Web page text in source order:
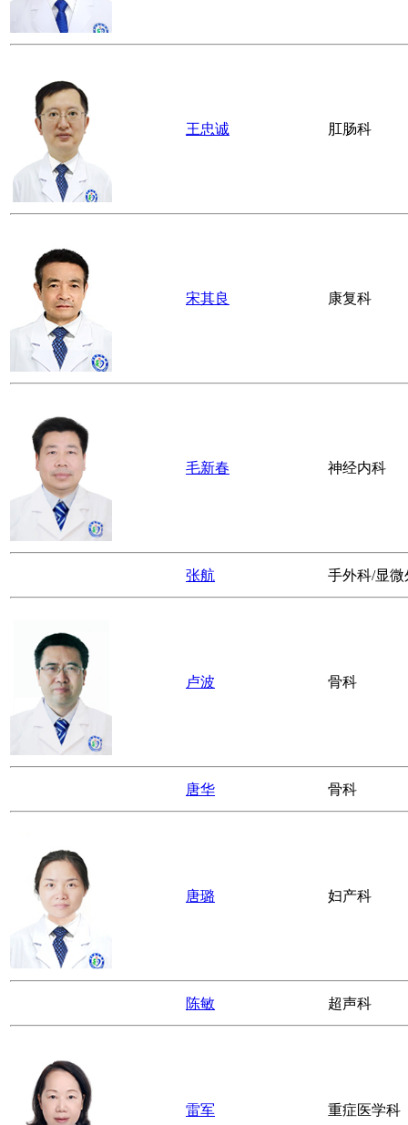
王忠诚 肛肠科
宋其良 康复科
毛新春 神经内科
张航 手外科/显
卢波 骨科
唐华 骨科
唐璐 妇产科
陈敏 超声科
雷军 重症医学科